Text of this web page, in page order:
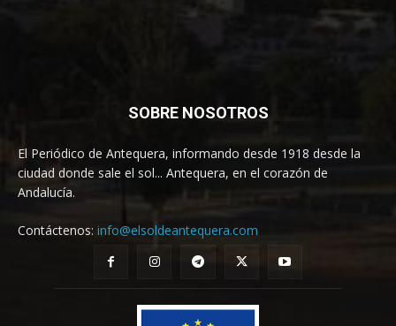
SOBRE NOSOTROS
El Periódico de Antequera, informando desde 1918 desde la
ciudad donde sale el sol... Antequera, en el corazón de
Andalucía.
Contáctenos: info@elsoldeantequera.com